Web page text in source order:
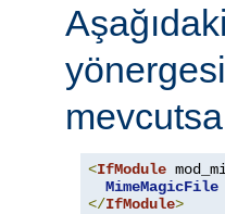
<IfModule
MimeMagicFile
</IfModule>